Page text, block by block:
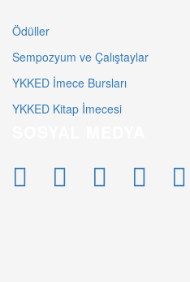
Ödüller
Sempozyum ve Çalıştaylar
YKKED İmece Bursları
YKKED Kitap İmecesi